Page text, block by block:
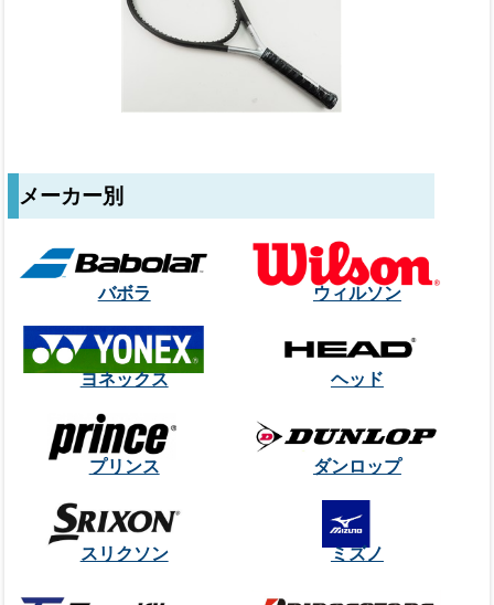
メーカー別
バボラ ウィルソン
ヨネックス ヘッド
プリンス ダンロップ
スリクソン ミズノ